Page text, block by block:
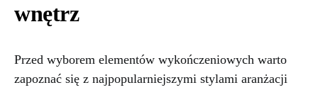
wnętrz
Przed wyborem elementów wykończeniowych warto
zapoznać się z najpopularniejszymi stylami aranżacji